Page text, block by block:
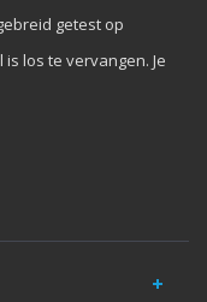
getest op
los te vervangen. Je